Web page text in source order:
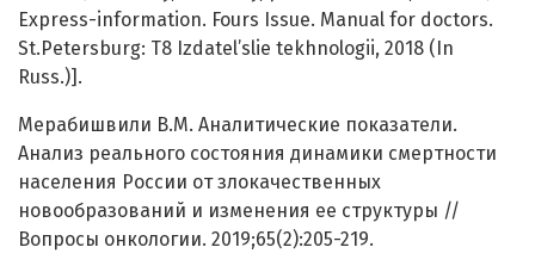
Express-information. Fours Issue. Manual for doctors.
St.Petersburg: T8 Izdatel’slie tekhnologii, 2018 (In
Russ.)].
Мерабишвили В.М. Аналитические показатели.
Анализ реального состояния динамики смертности
населения России от злокачественных
новообразований и изменения ее структуры //
Вопросы онкологии. 2019;65(2):205-219.